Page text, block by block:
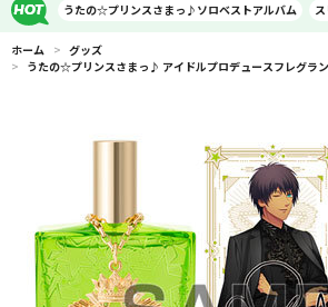
うたの☆プリンスさまっ♪ソロベストアルバム
ホーム > グッズ
> うたの☆プリンスさまっ♪ アイドルプロデュースフレグラン